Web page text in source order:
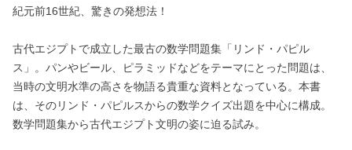
紀元前16世紀、驚きの発想法！
古代エジプトで成立した最古の数学問題集「リンド・パピル
ス」。パンやビール、ピラミッドなどをテーマにとった問題は、
当時の文明水準の高さを物語る貴重な資料となっている。本書
は、そのリンド・パピルスからの数学クイズ出題を中心に構成。
数学問題集から古代エジプト文明の姿に迫る試み。